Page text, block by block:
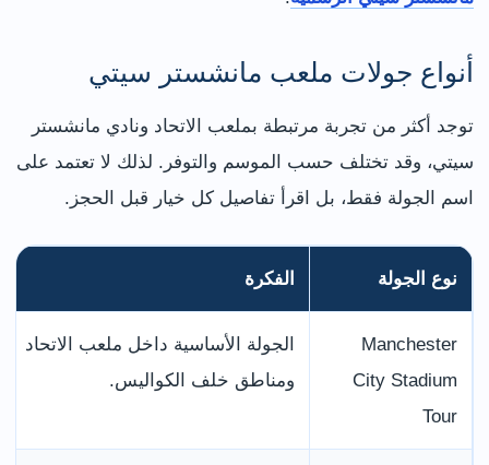
أنواع جولات ملعب مانشستر سيتي
توجد أكثر من تجربة مرتبطة بملعب الاتحاد ونادي مانشستر
سيتي، وقد تختلف حسب الموسم والتوفر. لذلك لا تعتمد على
اسم الجولة فقط، بل اقرأ تفاصيل كل خيار قبل الحجز.
نوع الجولة الفكرة
Manchester
City Stadium
Tour
الجولة الأساسية داخل ملعب الاتحاد
ومناطق خلف الكواليس.